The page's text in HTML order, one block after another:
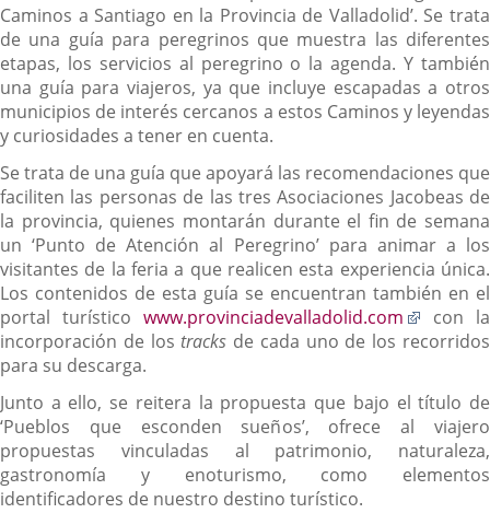
Caminos a Santiago en la Provincia de Valladolid’. Se trata
de una guía para peregrinos que muestra las diferentes
etapas, los servicios al peregrino o la agenda. Y también
una guía para viajeros, ya que incluye escapadas a otros
municipios de interés cercanos a estos Caminos y leyendas
y curiosidades a tener en cuenta.
Se trata de una guía que apoyará las recomendaciones que
faciliten las personas de las tres Asociaciones Jacobeas de
la provincia, quienes montarán durante el fin de semana
un ‘Punto de Atención al Peregrino’ para animar a los
visitantes de la feria a que realicen esta experiencia única.
Los contenidos de esta guía se encuentran también en el
portal turístico www.provinciadevalladolid.com
Enlace
a
externa.
con la
incorporación de los tracks de cada uno de los recorridos
para su descarga.
Junto a ello, se reitera la propuesta que bajo el título de
‘Pueblos que esconden sueños’, ofrece al viajero
propuestas vinculadas al patrimonio, naturaleza,
gastronomía y enoturismo, como elementos
identificadores de nuestro destino turístico.